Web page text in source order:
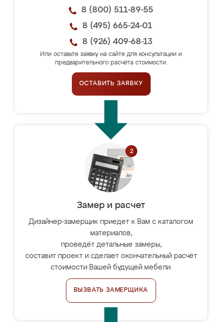
8 (800) 511-89-55
8 (495) 665-24-01
8 (926) 409-68-13
Или оставьте заявку на сайте для консультации и
предварительного расчёта стоимости.
ОСТАВИТЬ ЗАЯВКУ
Замер и расчет
Дизайнер-замерщик приедет к Вам с каталогом
материалов,
проведёт детальные замеры,
составит проект и сделает окончательный расчёт
стоимости Вашей будущей мебели.
ВЫЗВАТЬ ЗАМЕРЩИКА